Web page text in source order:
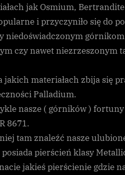
czeka
krach
?
jak Osmium,
i przyczyniło się do
niedoświadczonym
czy nawet niezrzeszonym
jakich materiałach zbija się
Palladium.
nasze ( górników )
8671.
tam znaleźć nasze
pierścień klasy
jakieś pierścienie gdzie